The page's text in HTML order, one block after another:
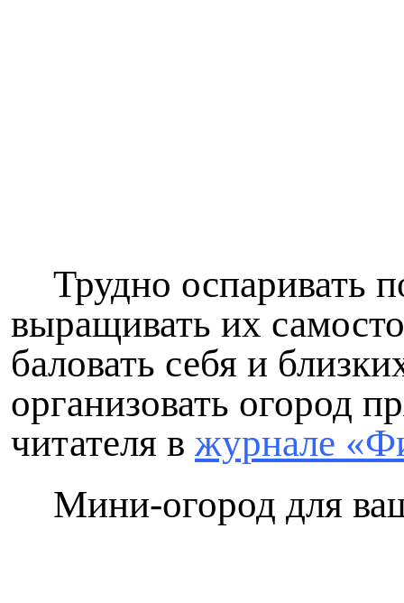
Трудно оспаривать
выращивать их
баловать себя и
организовать огород
читателя в журнале
Мини-огород для